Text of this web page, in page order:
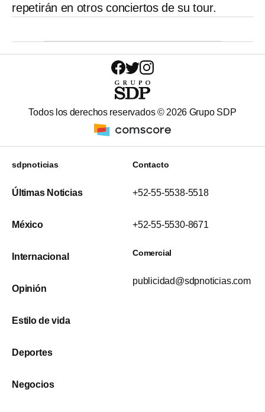
repetirán en otros conciertos de su tour.
Todos los derechos reservados ©2026 Grupo SDP
sdpnoticias
Últimas Noticias
México
Internacional
Opinión
Estilo de vida
Deportes
Negocios
Contacto
+52-55-5538-5518
+52-55-5530-8671
Comercial
publicidad@sdpnoticias.com